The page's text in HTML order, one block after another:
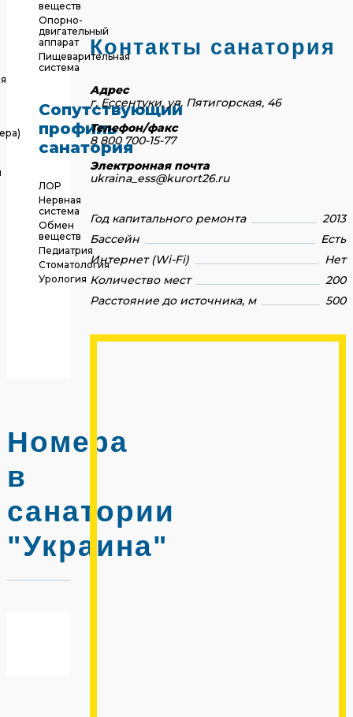
веществ
Опорно-
двигательный
аппарат
Пищеварительная
система
Сопутствующий
профиль
санатория
ЛОР
Нервная
система
Обмен
веществ
Педиатрия
Стоматология
Урология
Номера
в
санатории
"Украина"
Контакты санатория
Адрес
г. Ессентуки, ул. Пятигорская, 46
Телефон/факс
8 800 700-15-77
Электронная почта
ukraina_ess@kurort26.ru
Год капитального ремонта
2013
Бассейн
Есть
Интернет (Wi-Fi)
Нет
Количество мест
200
Расстояние до источника, м
500